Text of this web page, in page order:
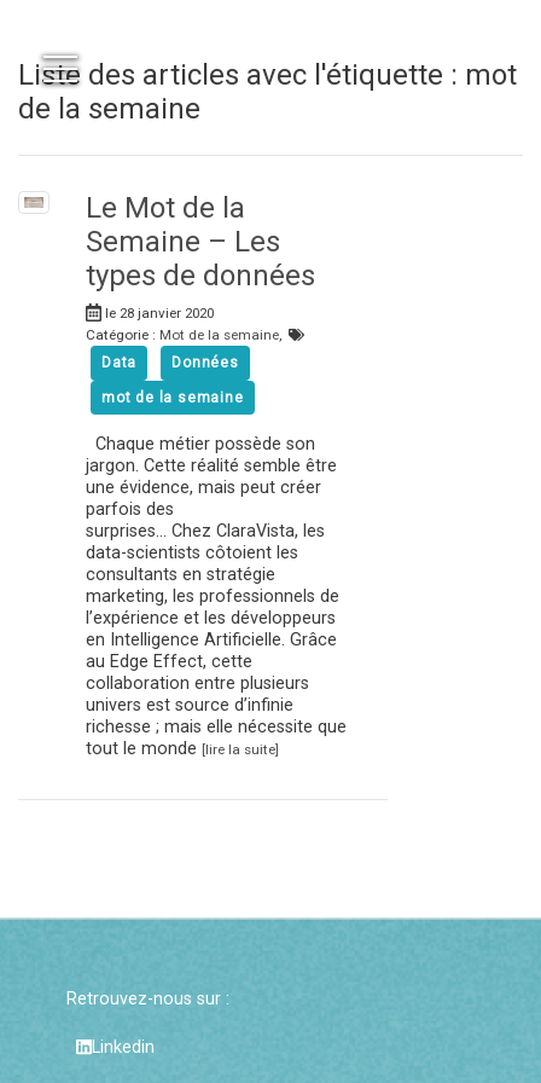
Liste des articles avec l'étiquette : mot
de la semaine
Le Mot de la
Semaine – Les
types de données
le 28 janvier 2020
Catégorie : Mot de la semaine
Data
Données
mot de la semaine
Chaque métier possède son
jargon. Cette réalité semble être
une évidence, mais peut créer
parfois des
surprises… Chez ClaraVista, les
data-scientists côtoient les
consultants en stratégie
marketing, les professionnels de
l’expérience et les développeurs
en Intelligence Artificielle. Grâce
au Edge Effect, cette
collaboration entre plusieurs
univers est source d’infinie
richesse ; mais elle nécessite que
tout le monde [lire la suite]
Retrouvez-nous sur :
Linkedin